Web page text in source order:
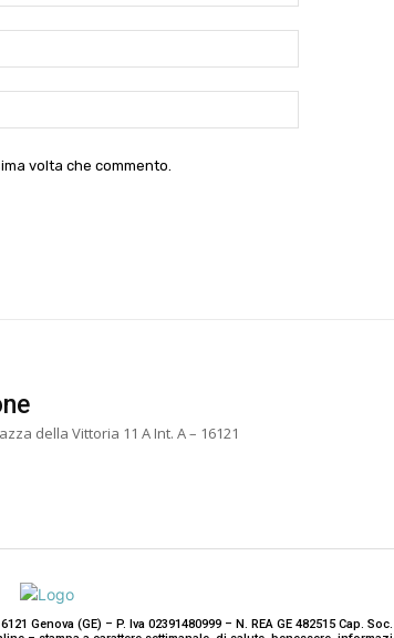
volta che commento.
della Vittoria 11 A Int. A – 16121
Genova (GE) – P. Iva 02391480999 – N. REA GE 482515 Cap.